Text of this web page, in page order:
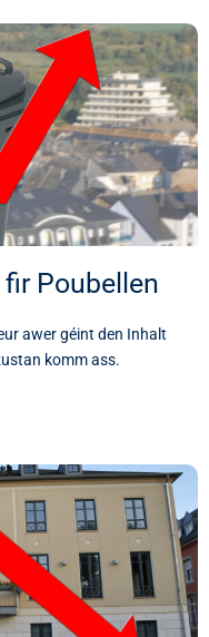
Poubellen
awer géint den Inhalt
komm ass.